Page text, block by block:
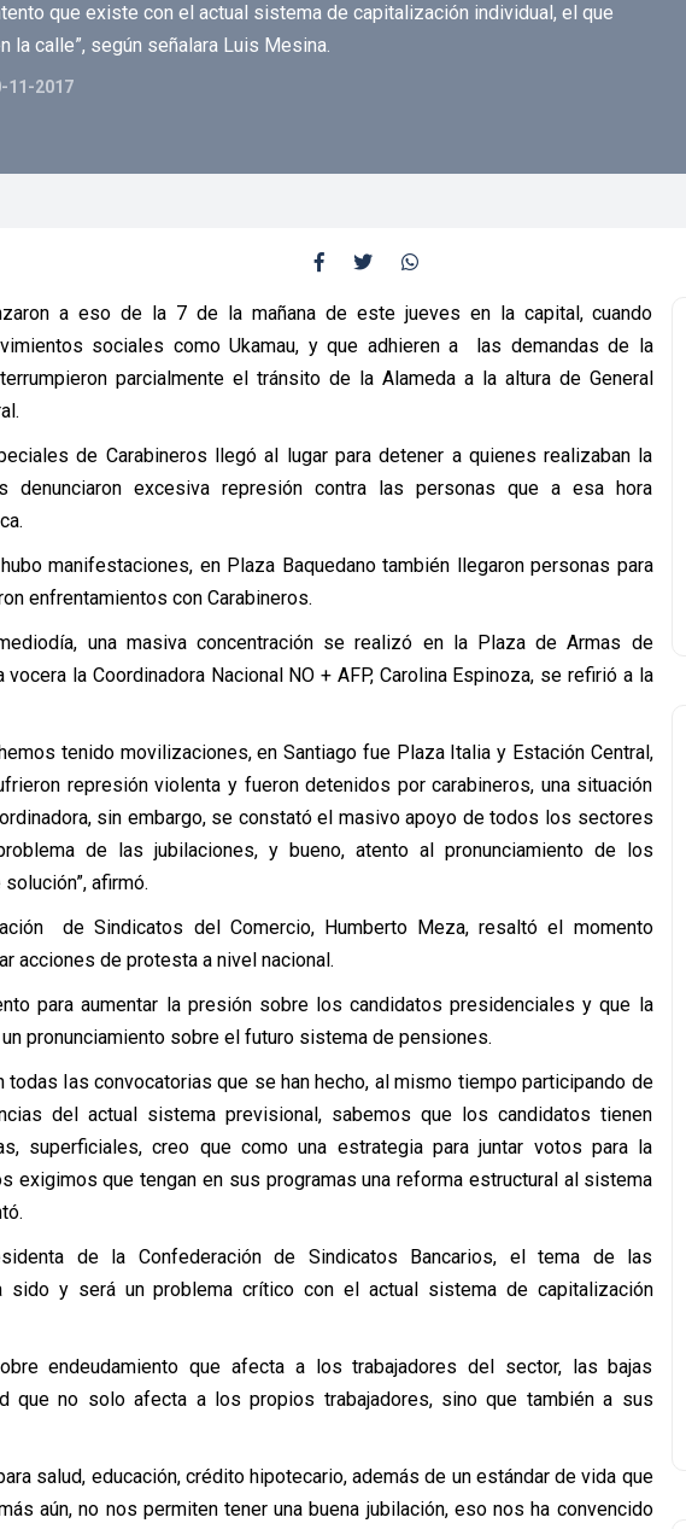
que existe con el actual sistema de capitalización individual, el que
la calle”, según señalara Luis Mesina.
11-2017
a eso de la 7 de la mañana de este jueves en la capital, cuando
sociales como Ukamau, y que adhieren a las demandas de la
parcialmente el tránsito de la Alameda a la altura de General
de Carabineros llegó al lugar para detener a quienes realizaban la
denunciaron excesiva represión contra las personas que a esa hora
manifestaciones, en Plaza Baquedano también llegaron personas para
enfrentamientos con Carabineros.
una masiva concentración se realizó en la Plaza de Armas de
vocera la Coordinadora Nacional NO + AFP, Carolina Espinoza, se refirió a la
tenido movilizaciones, en Santiago fue Plaza Italia y Estación Central,
represión violenta y fueron detenidos por carabineros, una situación
sin embargo, se constató el masivo apoyo de todos los sectores
de las jubilaciones, y bueno, atento al pronunciamiento de los
afirmó.
de Sindicatos del Comercio, Humberto Meza, resaltó el momento
acciones de protesta a nivel nacional.
para aumentar la presión sobre los candidatos presidenciales y que la
pronunciamiento sobre el futuro sistema de pensiones.
todas las convocatorias que se han hecho, al mismo tiempo participando de
del actual sistema previsional, sabemos que los candidatos tienen
superficiales, creo que como una estrategia para juntar votos para la
exigimos que tengan en sus programas una reforma estructural al sistema
de la Confederación de Sindicatos Bancarios, el tema de las
sido y será un problema crítico con el actual sistema de capitalización
endeudamiento que afecta a los trabajadores del sector, las bajas
que no solo afecta a los propios trabajadores, sino que también a sus
salud, educación, crédito hipotecario, además de un estándar de vida que
aún, no nos permiten tener una buena jubilación, eso nos ha convencido